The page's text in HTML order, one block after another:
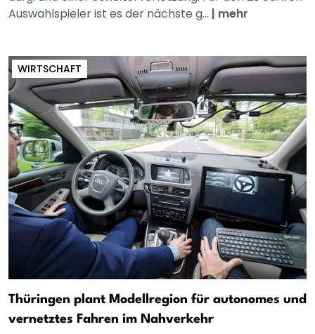
Auswahlspieler ist es der nächste g... | mehr
WIRTSCHAFT
Thüringen plant Modellregion für autonomes und
vernetztes Fahren im Nahverkehr